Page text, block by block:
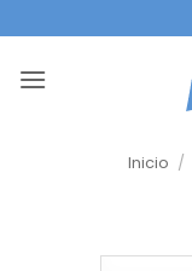
al
contenido
Inicio /